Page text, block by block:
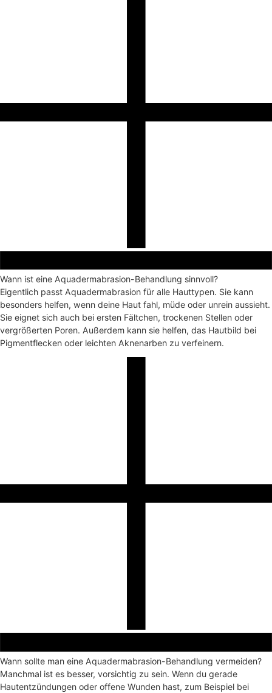
Wann ist eine Aquadermabrasion-Behandlung sinnvoll?
Eigentlich passt Aquadermabrasion für alle Hauttypen. Sie kann
besonders helfen, wenn deine Haut fahl, müde oder unrein aussieht.
Sie eignet sich auch bei ersten Fältchen, trockenen Stellen oder
vergrößerten Poren. Außerdem kann sie helfen, das Hautbild bei
Pigmentflecken oder leichten Aknenarben zu verfeinern.
Wann sollte man eine Aquadermabrasion-Behandlung vermeiden?
Manchmal ist es besser, vorsichtig zu sein. Wenn du gerade
Hautentzündungen oder offene Wunden hast, zum Beispiel bei